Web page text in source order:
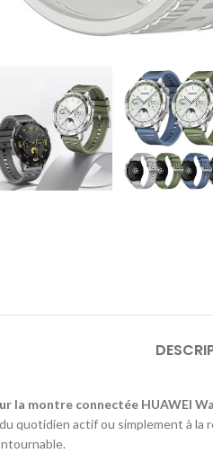
la montre connectée HUAWEI
quotidien actif ou simplement à la